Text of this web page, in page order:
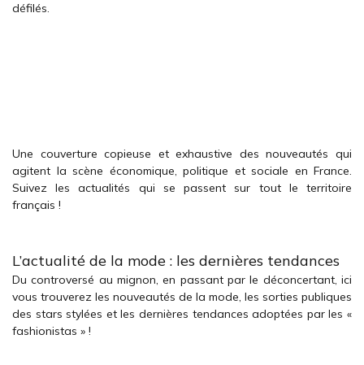
défilés.
Une couverture copieuse et exhaustive des nouveautés qui
agitent la scène économique, politique et sociale en France.
Suivez les actualités qui se passent sur tout le territoire
français !
L’actualité de la mode : les dernières tendances
Du controversé au mignon, en passant par le déconcertant, ici
vous trouverez les nouveautés de la mode, les sorties publiques
des stars stylées et les dernières tendances adoptées par les «
fashionistas » !